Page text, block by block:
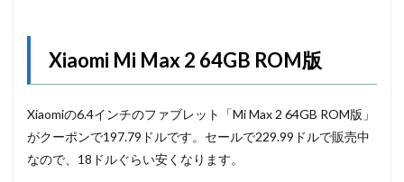
Xiaomi Mi Max 2 64GB ROM版
Xiaomiの6.4インチのファブレット「Mi Max 2 64GB ROM版」
がクーポンで197.79ドルです。セールで229.99ドルで販売中
なので、18ドルぐらい安くなります。